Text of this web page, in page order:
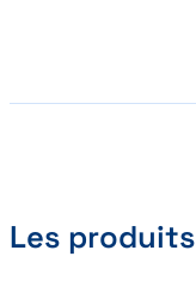
Les produits